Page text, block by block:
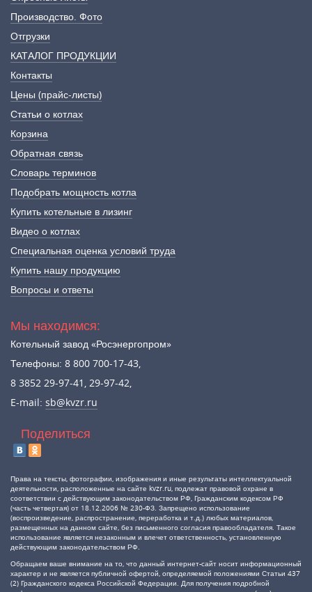
Производство. Фото
Отгрузки
КАТАЛОГ ПРОДУКЦИИ
Контакты
Цены (прайс-листы)
Статьи о котлах
Корзина
Обратная связь
Словарь терминов
Подобрать мощность котла
Купить котельные в лизинг
Видео о котлах
Специальная оценка условий труда
Купить нашу продукцию
Вопросы и ответы
Мы находимся:
Котельный завод «Росэнергопром»
Телефоны: 8 800 700-17-43,
8 3852 29-97-41, 29-97-42,
E-mail: sb@kvzr.ru
Поделиться
Права на тексты, фотографии, изображения и иные результаты интеллектуальной
деятельности, расположенные на сайте kvzr.ru, подлежат правовой охране в
соответствии с действующим законодательством РФ, Гражданским кодексом РФ
(часть четвертая) от 18.12.2006 № 230-ФЗ. Запрещено использование
(воспроизведение, распространение, переработка и т.д.) любых материалов,
размещенных на данном сайте, без письменного согласия правообладателя. Такое
использование является незаконным и влечет ответственность, установленную
действующим законодательством РФ.
Обращаем ваше внимание на то, что данный интернет-сайт носит информационный
характер и не является публичной офертой, определяемой положениями Статьи 437
(2) Гражданского кодекса Российской Федерации. Для получения подробной